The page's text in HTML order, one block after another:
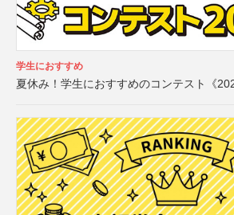
学生におすすめ
夏休み！学生におすすめのコンテスト《